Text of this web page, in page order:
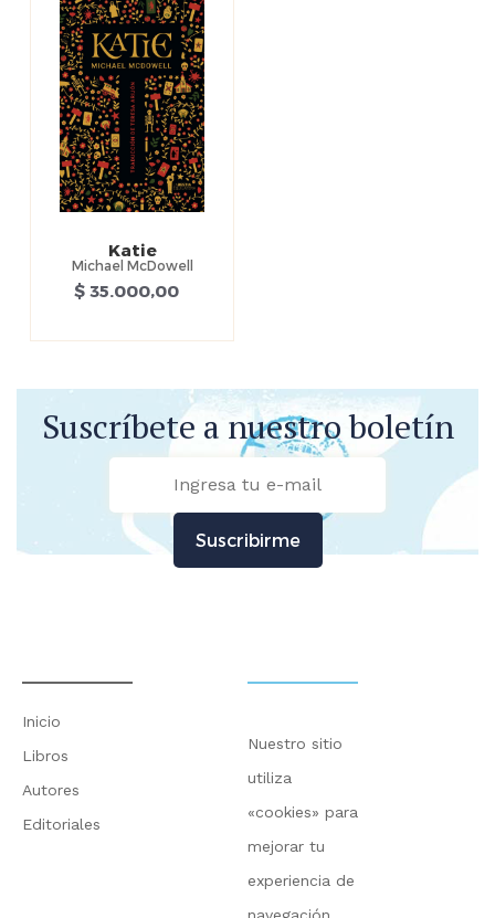
Katie
Michael McDowell
$ 35.000,00
Suscríbete a nuestro boletín
Suscribirme
Inicio
Libros
Autores
Editoriales
Nuestro sitio
utiliza
«cookies» para
mejorar tu
experiencia de
navegación